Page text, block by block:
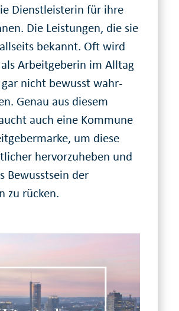
Dienst­leisterin für ihre
Die Leistungen, die sie
bekannt. Oft wird
Arbeit­geberin im Alltag
nicht bewusst wahr­
Genau aus diesem
auch eine Kommune
um diese
hervor­zu­heben und
Bewusst­sein der
zu rücken.